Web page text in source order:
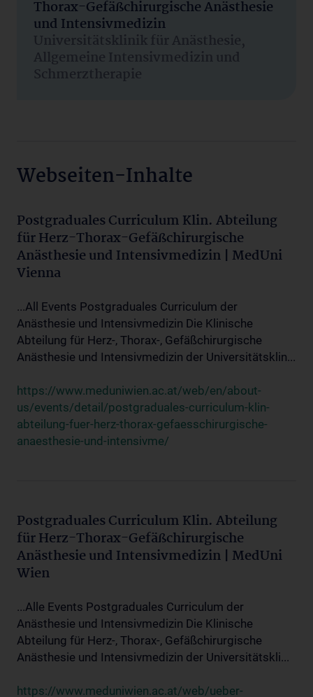
Thorax-Gefäßchirurgische Anästhesie
und Intensivmedizin
Universitätsklinik für Anästhesie,
Allgemeine Intensivmedizin und
Schmerztherapie
Webseiten-Inhalte
Postgraduales Curriculum Klin. Abteilung
für Herz-Thorax-Gefäßchirurgische
Anästhesie und Intensivmedizin | MedUni
Vienna
...All Events Postgraduales Curriculum der
Anästhesie und Intensivmedizin Die Klinische
Abteilung für Herz-, Thorax-, Gefäßchirurgische
Anästhesie und Intensivmedizin der Universitätsklin...
https://www.meduniwien.ac.at/web/en/about-
us/events/detail/postgraduales-curriculum-klin-
abteilung-fuer-herz-thorax-gefaesschirurgische-
anaesthesie-und-intensivme/
Postgraduales Curriculum Klin. Abteilung
für Herz-Thorax-Gefäßchirurgische
Anästhesie und Intensivmedizin | MedUni
Wien
...Alle Events Postgraduales Curriculum der
Anästhesie und Intensivmedizin Die Klinische
Abteilung für Herz-, Thorax-, Gefäßchirurgische
Anästhesie und Intensivmedizin der Universitätskli...
https://www.meduniwien.ac.at/web/ueber-